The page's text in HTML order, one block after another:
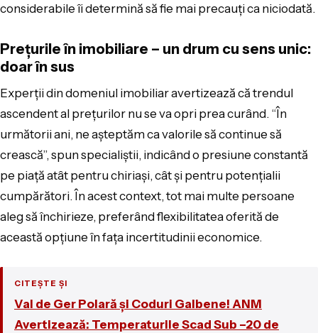
considerabile îi determină să fie mai precauți ca niciodată.
Prețurile în imobiliare – un drum cu sens unic:
doar în sus
Experții din domeniul imobiliar avertizează că trendul
ascendent al prețurilor nu se va opri prea curând. “În
următorii ani, ne așteptăm ca valorile să continue să
crească”, spun specialiștii, indicând o presiune constantă
pe piață atât pentru chiriași, cât și pentru potențialii
cumpărători. În acest context, tot mai multe persoane
aleg să închirieze, preferând flexibilitatea oferită de
această opțiune în fața incertitudinii economice.
CITEȘTE ȘI
Val de Ger Polară și Coduri Galbene! ANM
Avertizează: Temperaturile Scad Sub –20 de